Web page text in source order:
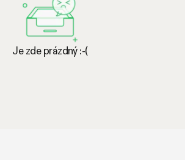
Je zde prázdný :-(